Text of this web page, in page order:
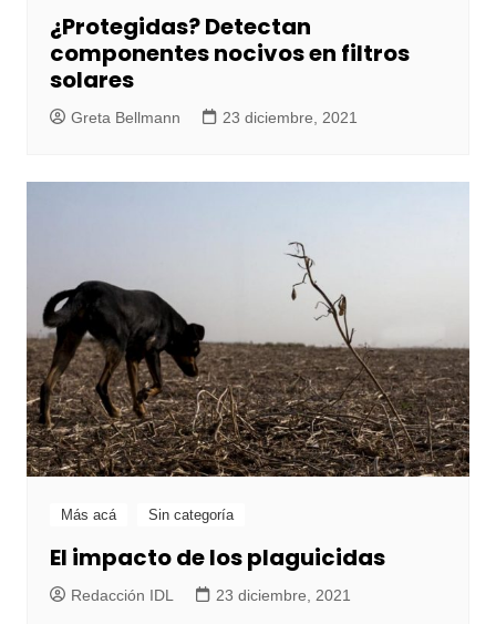
¿Protegidas? Detectan
componentes nocivos en filtros
solares
Greta Bellmann 23 diciembre, 2021
Más acá Sin categoría
El impacto de los plaguicidas
Redacción IDL 23 diciembre, 2021